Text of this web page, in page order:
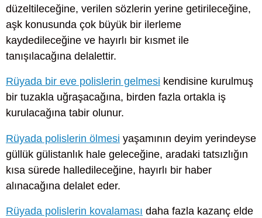
düzeltileceğine, verilen sözlerin yerine getirileceğine,
aşk konusunda çok büyük bir ilerleme
kaydedileceğine ve hayırlı bir kısmet ile
tanışılacağına delalettir.
Rüyada bir eve polislerin gelmesi kendisine kurulmuş
bir tuzakla uğraşacağına, birden fazla ortakla iş
kurulacağına tabir olunur.
Rüyada polislerin ölmesi yaşamının deyim yerindeyse
güllük gülistanlık hale geleceğine, aradaki tatsızlığın
kısa sürede halledileceğine, hayırlı bir haber
alınacağına delalet eder.
Rüyada polislerin kovalaması daha fazla kazanç elde